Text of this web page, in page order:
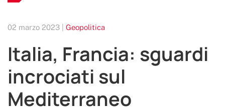
02 marzo 2023 | Geopolitica
Italia, Francia: sguardi
incrociati sul
Mediterraneo